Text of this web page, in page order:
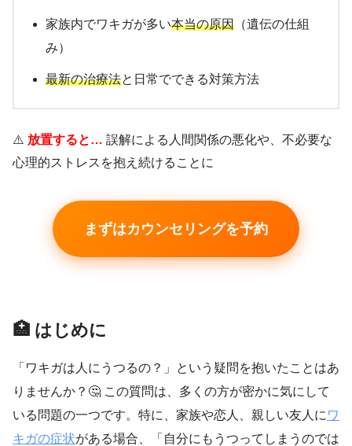
家族内でワキガが多い本当の原因 （遺伝の仕組
み）
最新の治療法と日常でできる対策方法
⚠️ 放置すると… 誤解による人間関係の悪化や、不必要な
心理的ストレスを抱え続けることに
まずはカウンセリングを予約
🏥 はじめに
「ワキガは人にうつるの？」という疑問を抱いたことはあ
りませんか？🤔 この質問は、多くの方が密かに気にして
いる問題の一つです。特に、家族や恋人、親しい友人に ワ
キガの症状がある場合、「自分にもうつってしまうのでは